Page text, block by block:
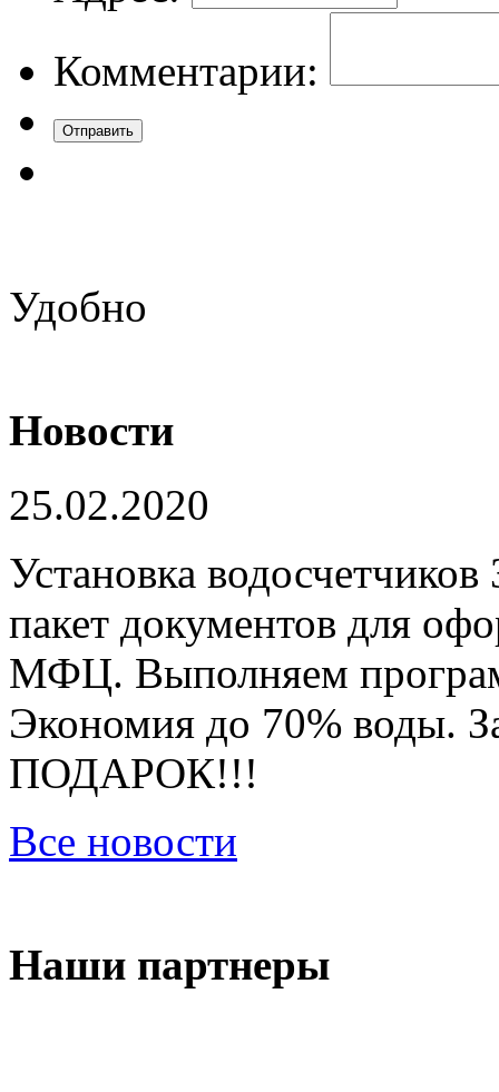
Комментарии:
Удобно
Новости
25.02.2020
Установка
пакет документов для
МФЦ. Выполняем
Экономия до 70% воды.
ПОДАРОК!!!
Все новости
Наши партнеры